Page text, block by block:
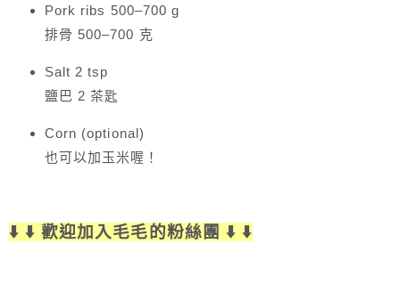
Pork ribs 500–700 g
排骨 500–700 克
Salt 2 tsp
鹽巴 2 茶匙
Corn (optional)
也可以加玉米喔！
⬇️ ⬇️ 歡迎加入毛毛的粉絲團 ⬇️ ⬇️